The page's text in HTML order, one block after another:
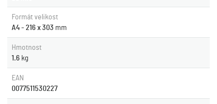
Formát velikost
A4 - 216 x 303 mm
Hmotnost
1.6 kg
EAN
0077511530227